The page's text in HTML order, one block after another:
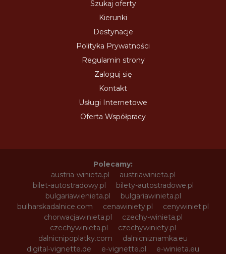
Szukaj oferty
Kierunki
Destynacje
Polityka Prywatności
Regulamin strony
Zaloguj się
Kontakt
Usługi Internetowe
Oferta Współpracy
Polecamy:
austria-winieta.pl
austriawinieta.pl
bilet-autostradowy.pl
bilety-autostradowe.pl
bulgariawienieta.pl
bulgariawinieta.pl
bulharskadalnice.com
cenawiniety.pl
cenywiniet.pl
chorwacjawinieta.pl
czechy-winieta.pl
czechywinieta.pl
czechywiniety.pl
dalnicnipoplatky.com
dalnicniznamka.eu
digital-vignette.de
e-vignette.pl
e-winieta.eu